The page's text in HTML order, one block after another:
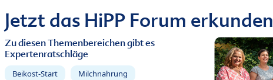
Jetzt das HiPP Forum erkunden
Zu diesen Themenbereichen gibt es
Expertenratschläge
Beikost-Start Milchnahrung